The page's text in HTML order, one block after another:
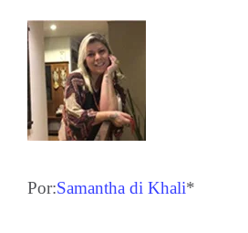
Por:Samantha di Khali*